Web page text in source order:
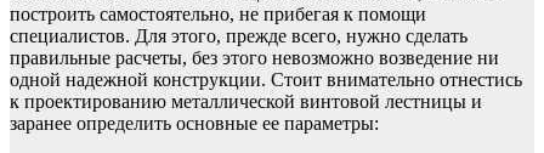
построить самостоятельно, не прибегая к помощи
специалистов. Для этого, прежде всего, нужно сделать
правильные расчеты, без этого невозможно возведение ни
одной надежной конструкции. Стоит внимательно отнестись
к проектированию металлической винтовой лестницы и
заранее определить основные ее параметры: